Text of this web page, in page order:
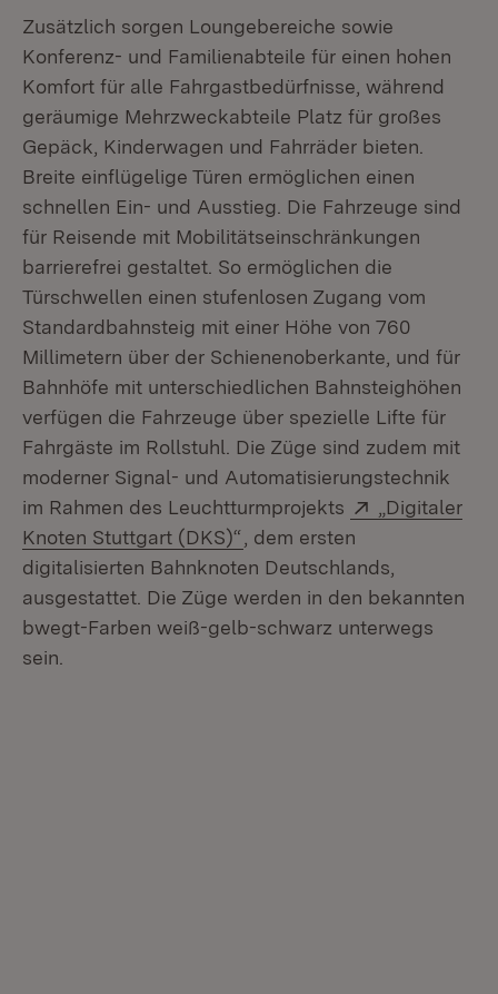
Zusätzlich sorgen Loungebereiche sowie
Konferenz- und Familienabteile für einen hohen
Komfort für alle Fahrgastbedürfnisse, während
geräumige Mehrzweckabteile Platz für großes
Gepäck, Kinderwagen und Fahrräder bieten.
Breite einflügelige Türen ermöglichen einen
schnellen Ein- und Ausstieg. Die Fahrzeuge sind
für Reisende mit Mobilitätseinschränkungen
barrierefrei gestaltet. So ermöglichen die
Türschwellen einen stufenlosen Zugang vom
Standardbahnsteig mit einer Höhe von 760
Millimetern über der Schienenoberkante, und für
Bahnhöfe mit unterschiedlichen Bahnsteighöhen
verfügen die Fahrzeuge über spezielle Lifte für
Fahrgäste im Rollstuhl. Die Züge sind zudem mit
moderner Signal- und Automatisierungstechnik
im Rahmen des Leuchtturmprojekts
Extern:
„Digitaler
Knoten Stuttgart (DKS)“ (Öffnet in neuem Fenster)
, dem ersten
digitalisierten Bahnknoten Deutschlands,
ausgestattet. Die Züge werden in den bekannten
bwegt-Farben weiß-gelb-schwarz unterwegs
sein.